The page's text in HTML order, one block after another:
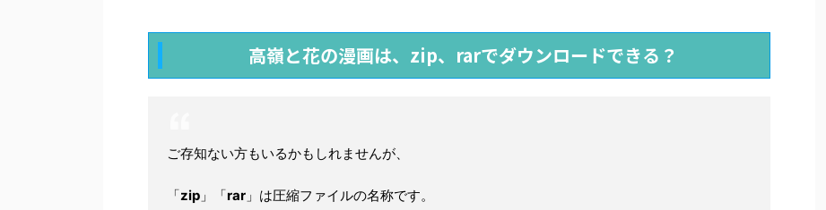
高嶺と花の漫画は、 zip、rarでダウンロードできる？
ご存知ない方もいるかもしれませんが、
「zip 」「rar 」は圧縮ファイルの名称です。